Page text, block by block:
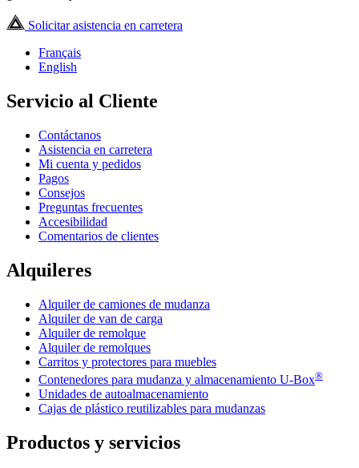
Solicitar asistencia en carretera
Français
English
Servicio al Cliente
Contáctanos
Asistencia en carretera
Mi cuenta y pedidos
Pagos
Consejos
Preguntas frecuentes
Accesibilidad
Comentarios de clientes
Alquileres
Alquiler de camiones de mudanza
Alquiler de van de carga
Alquiler de remolque
Alquiler de remolques
Carritos y protectores para muebles
Contenedores para mudanza y almacenamiento U-Box®
Unidades de autoalmacenamiento
Cajas de plástico reutilizables para mudanzas
Productos y servicios